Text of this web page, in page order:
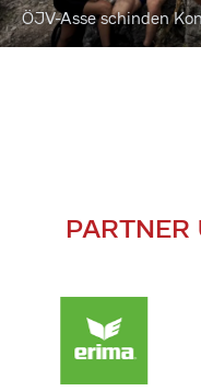
ÖJV-Asse schinden
PARTNER